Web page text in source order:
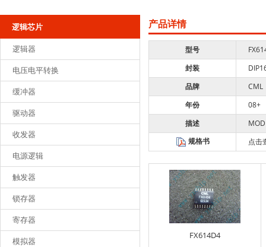
逻辑芯片
逻辑器
电压电平转换
缓冲器
驱动器
收发器
电源逻辑
触发器
锁存器
寄存器
模拟器
产品详情
型号
封装
品牌
CML
年份
08+
描述
规格书
点击
FX614D4